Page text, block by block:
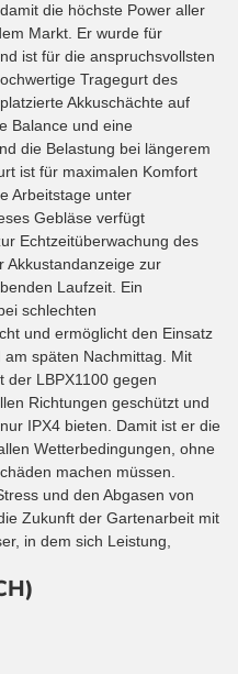
die höchste Power aller
Markt. Er wurde für
ist für die anspruchsvollsten
Tragegurt des
Akkuschächte auf
Balance und eine
die Belastung bei längerem
ist für maximalen Komfort
Arbeitstage unter
Gebläse verfügt
Echtzeitüberwachung des
Akkustandanzeige zur
Laufzeit. Ein
schlechten
und ermöglicht den Einsatz
späten Nachmittag. Mit
der LBPX1100 gegen
Richtungen geschützt und
IPX4 bieten. Damit ist er die
Wetterbedingungen, ohne
machen müssen.
und den Abgasen von
Zukunft der Gartenarbeit mit
in dem sich Leistung,